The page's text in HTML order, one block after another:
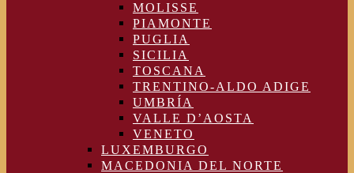
MOLISSE
PIAMONTE
PUGLIA
SICILIA
TOSCANA
TRENTINO-ALDO ADIGE
UMBRÍA
VALLE D’AOSTA
VENETO
LUXEMBURGO
MACEDONIA DEL NORTE